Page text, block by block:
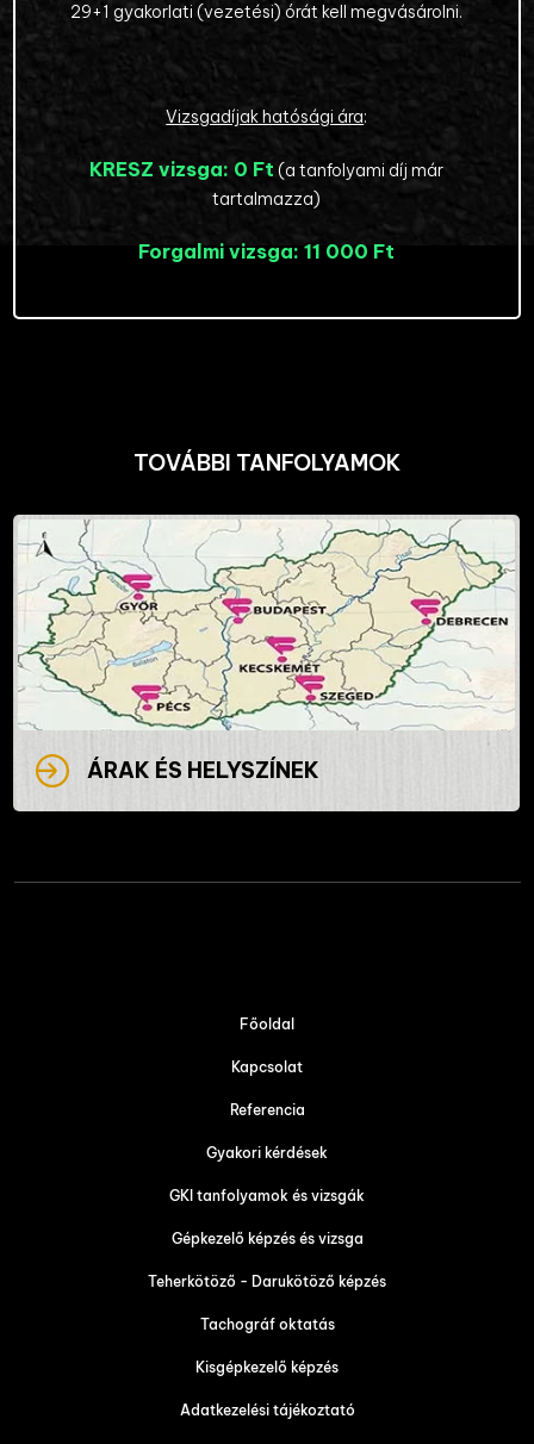
29+1 gyakorlati (vezetési) órát kell megvásárolni.
Vizsgadíjak hatósági ára:
KRESZ vizsga: 0 Ft (a tanfolyami díj már
tartalmazza)
Forgalmi vizsga:11 000 Ft
TOVÁBBI TANFOLYAMOK
ÁRAK ÉS HELYSZÍNEK
Főoldal
Kapcsolat
Referencia
Gyakori kérdések
GKI tanfolyamok és vizsgák
Gépkezelő képzés és vizsga
Teherkötöző - Darukötöző képzés
Tachográf oktatás
Kisgépkezelő képzés
Adatkezelési tájékoztató